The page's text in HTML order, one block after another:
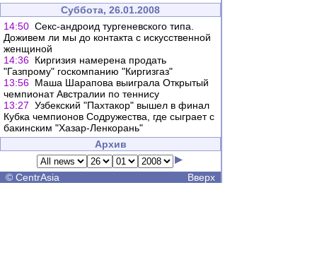
Суббота, 26.01.2008
14:50 Cекс-андроид тургеневского типа.
Доживем ли мы до контакта с искусственной
женщиной
14:36 Киргизия намерена продать
"Газпрому" госкомпанию "Киргизгаз"
13:56 Маша Шарапова выиграла Открытый
чемпионат Австралии по теннису
13:27 Узбекский "Пахтакор" вышел в финал
Кубка чемпионов Содружества, где сыграет с
бакинским "Хазар-Ленкорань"
Архив
© CentrAsia Вверх